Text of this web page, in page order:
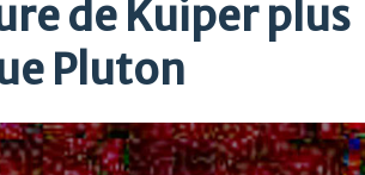
de Kuiper plus
Pluton